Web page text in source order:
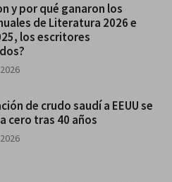
y por qué ganaron los
de Literatura 2026 e
los escritores
de crudo saudí a EEUU se
cero tras 40 años